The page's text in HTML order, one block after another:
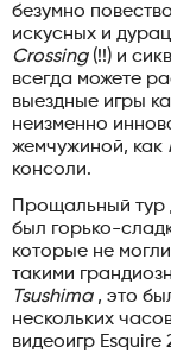
безумно
искусных и
Crossing(!!) и
всегда можете
выездные игры
неизменно
жемчужиной, как
консоли.
Прощальный
был горько-
которые не
такими
Tsushima, это
нескольких
видеоигр